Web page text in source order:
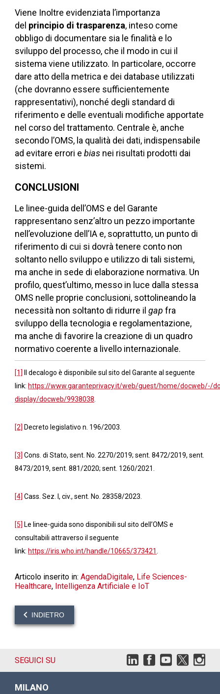
Viene Inoltre evidenziata l’importanza
del principio di trasparenza, inteso come
obbligo di documentare sia le finalità e lo
sviluppo del processo, che il modo in cui il
sistema viene utilizzato. In particolare, occorre
dare atto della metrica e dei database utilizzati
(che dovranno essere sufficientemente
rappresentativi), nonché degli standard di
riferimento e delle eventuali modifiche apportate
nel corso del trattamento. Centrale è, anche
secondo l’OMS, la qualità dei dati, indispensabile
ad evitare errori e bias nei risultati prodotti dai
sistemi.
CONCLUSIONI
Le linee-guida dell’OMS e del Garante
rappresentano senz’altro un pezzo importante
nell’evoluzione dell’IA e, soprattutto, un punto di
riferimento di cui si dovrà tenere conto non
soltanto nello sviluppo e utilizzo di tali sistemi,
ma anche in sede di elaborazione normativa. Un
profilo, quest’ultimo, messo in luce dalla stessa
OMS nelle proprie conclusioni, sottolineando la
necessità non soltanto di ridurre il gap fra
sviluppo della tecnologia e regolamentazione,
ma anche di favorire la creazione di un quadro
normativo coerente a livello internazionale.
[1]
Il decalogo è disponibile sul sito del Garante al seguente
link: https://www.garanteprivacy.it/web/guest/home/docweb/-/
display/docweb/9938038
[2] Decreto legislativo n. 196/2003.
[3] Cons. di Stato, sent. No. 2270/2019; sent. 8472/2019, sent.
8473/2019, sent. 881/2020; sent. 1260/2021.
[4] Cass. Sez. I, civ., sent. No. 28358/2023.
[5] Le linee-guida sono disponibili sul sito dell’OMS e
consultabili attraverso il seguente
link: https://iris.who.int/handle/10665/373421
Articolo inserito in: AgendaDigitale, Life Sciences-
Healthcare, Intelligenza Artificiale e IoT
INDIETRO
SEGUICI SU
MILANO